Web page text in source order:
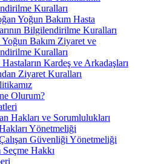
Kuralları
Yoğun Bakım Hasta
Bilgilendirilme Kuralları
Bakım Ziyaret ve
Kuralları
Kardeş ve Arkadaşları
Ziyaret Kuralları
Olurum?
Hakları ve Sorumlulukları
Yönetmeliği
Güvenliği Yönetmeliği
Hakkı